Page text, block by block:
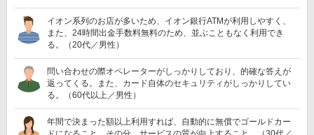
イオン系列のお店が多いため、イオン銀行ATMが利用しやすく、
また、24時間出金手数料無料のため、並ぶこともなく利用でき
る。（20代／男性）
問い合わせの際オペレーターがしっかりしており、的確な答えが
返ってくる。また、カード自体のセキュリティがしっかりしてい
る。（60代以上／男性）
年間で決まった額以上利用すれば、自動的に無償でゴールドカー